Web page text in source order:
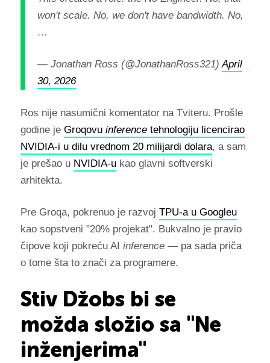
won't scale. No, we don't have bandwidth. No,
…
— Jonathan Ross (@JonathanRoss321)April
30, 2026
Ros nije nasumični komentator na Tviteru. Prošle
godine je Groqovu inferencetehnologiju licencirao
NVIDIA-i u dilu vrednom 20 milijardi dolara, a sam
je prešao u NVIDIA-ukao glavni softverski
arhitekta.
Pre Groqa, pokrenuo je razvoj TPU-a u Googleu
kao sopstveni "20% projekat". Bukvalno je pravio
čipove koji pokreću AI inference— pa sada priča
o tome šta to znači za programere.
Stiv Džobs bi se
možda složio sa "Ne
inženjerima"